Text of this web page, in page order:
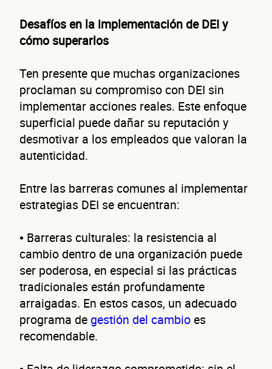
Desafíos en la implementación de DEI y
cómo superarlos
Ten presente que muchas organizaciones
proclaman su compromiso con DEI sin
implementar acciones reales. Este enfoque
superficial puede dañar su reputación y
desmotivar a los empleados que valoran la
autenticidad.
Entre las barreras comunes al implementar
estrategias DEI se encuentran:
• Barreras culturales: la resistencia al
cambio dentro de una organización puede
ser poderosa, en especial si las prácticas
tradicionales están profundamente
arraigadas. En estos casos, un adecuado
programa de gestión del cambioes
recomendable.
¿Cuánto factura tu negocio al año?
Esto nos ayuda a ofrecerte la línea de crédito correcta para tu negocio.
No te preocupes, evaluamos cada caso de forma integral.